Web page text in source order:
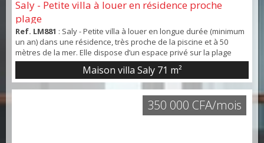
Saly - Petite villa à louer en résidence proche
plage
Ref. LM881 : Saly - Petite villa à louer en longue durée (minimum
un an) dans une résidence, très proche de la piscine et à 50
mètres de la mer. Elle dispose d’un espace privé sur la plage
avec transats, réservée exclusivement aux propriétaires et
locataires de la résidence. La villa se compose au rez-de-
chaussée d’un salon/salle à manger avec cuisine, d’une salle
d'eau et d’un espace thé extérieur a...
Maison villa Saly 71 m²
350 000 CFA/mois